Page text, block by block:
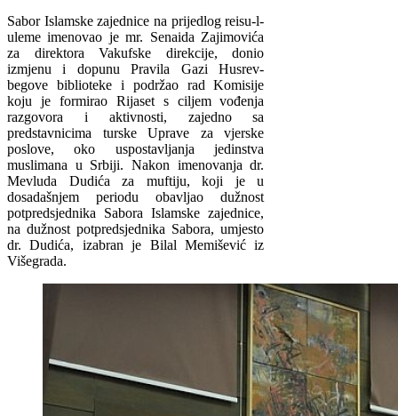
Sabor Islamske zajednice na prijedlog reisu-l-
uleme imenovao je mr. Senaida Zajimovića
za direktora Vakufske direkcije, donio
izmjenu i dopunu Pravila Gazi Husrev-
begove biblioteke i podržao rad Komisije
koju je formirao Rijaset s ciljem vođenja
razgovora i aktivnosti, zajedno sa
predstavnicima turske Uprave za vjerske
poslove, oko uspostavljanja jedinstva
muslimana u Srbiji. Nakon imenovanja dr.
Mevluda Dudića za muftiju, koji je u
dosadašnjem periodu obavljao dužnost
potpredsjednika Sabora Islamske zajednice,
na dužnost potpredsjednika Sabora, umjesto
dr. Dudića, izabran je Bilal Memišević iz
Višegrada.